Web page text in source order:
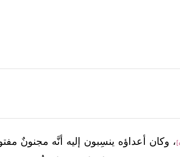
، وكان أعداؤه ينسِبون إليه أنَّه مجنونٌ